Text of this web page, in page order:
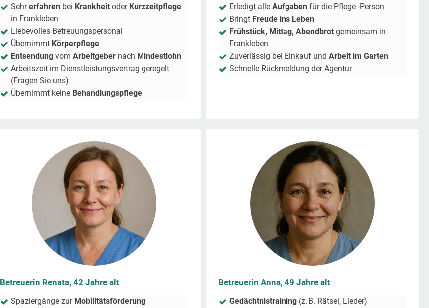
Sehrerfahren bei Krankheit oder Kurzzeitpflege
in Frankleben
Liebevolles Betreuungspersonal
Übernimmt Körperpflege
Entsendung vom Arbeitgeber nach Mindestlohn
Arbeitszeit im Dienstleistungsvertrag geregelt
(Fragen Sie uns)
Übernimmt keine Behandlungspflege
Erledigt alle Aufgaben für die Pflege -Person
Bringt Freude ins Leben
Frühstück, Mittag, Abendbrot gemeinsam in
Frankleben
Zuverlässig bei Einkauf und Arbeit im Garten
Schnelle Rückmeldung der Agentur
Betreuerin Renata, 42 Jahre alt
Spaziergänge zur Mobilitätsförderung
Betreuerin Anna, 49 Jahre alt
Gedächtnistraining (z. B. Rätsel, Lieder)